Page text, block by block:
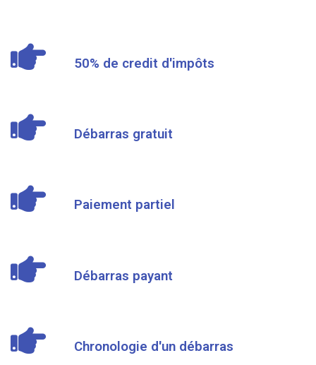
50% de credit d'impôts
Débarras gratuit
Paiement partiel
Débarras payant
Chronologie d'un débarras